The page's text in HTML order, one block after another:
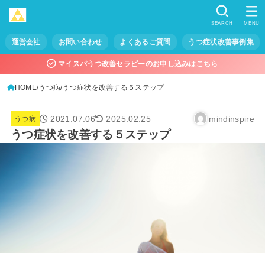
運営会社 お問い合わせ よくあるご質問 うつ症状改善事例集
SEARCH MENU
マイスパうつ改善セラピーのお申し込みはこちら
HOME うつ病 うつ症状を改善する５ステップ
うつ病 2021.07.06 2025.02.25 mindinspire
うつ症状を改善する５ステップ